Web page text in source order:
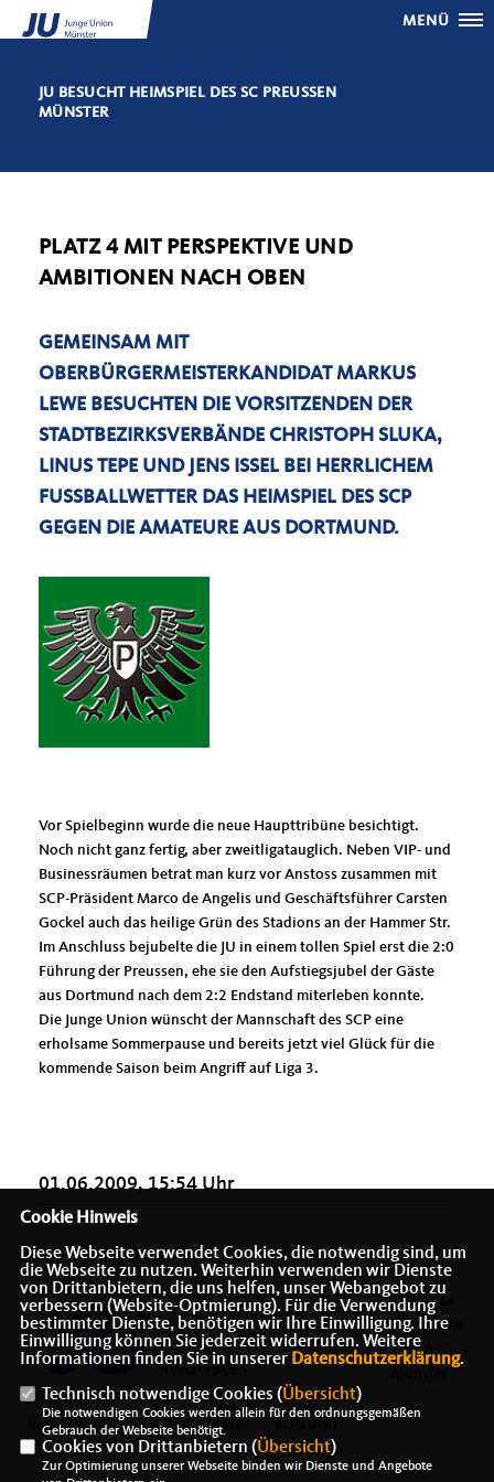
MENÜ
JU BESUCHT HEIMSPIEL DES SC PREUSSEN
MÜNSTER
PLATZ 4 MIT PERSPEKTIVE UND
AMBITIONEN NACH OBEN
GEMEINSAM MIT
OBERBÜRGERMEISTERKANDIDAT MARKUS
LEWE BESUCHTEN DIE VORSITZENDEN DER
STADTBEZIRKSVERBÄNDE CHRISTOPH SLUKA,
LINUS TEPE UND JENS ISSEL BEI HERRLICHEM
FUSSBALLWETTER DAS HEIMSPIEL DES SCP G
EGEN DIE AMATEURE AUS DORTMUND.
Vor Spielbeginn wurde die neue Haupttribüne besichtigt.
Noch nicht ganz fertig, aber zweitligatauglich. Neben VIP- und
Businessräumen betrat man kurz vor Anstoss zusammen mit
SCP-Präsident Marco de Angelis und Geschäftsführer Carsten
Gockel auch das heilige Grün des Stadions an der Hammer Str.
Im Anschluss bejubelte die JU in einem tollen Spiel erst die 2:0
Führung der Preussen, ehe sie den Aufstiegsjubel der Gäste
aus Dortmund nach dem 2:2 Endstand miterleben konnte.
Die Junge Union wünscht der Mannschaft des SCP eine
erholsame Sommerpause und bereits jetzt viel Glück für die
kommende Saison beim Angriff auf Liga 3.
01.06.2009, 15:54 Uhr
Webseite
der Jungen
Union
IMPRESSUM DATENSCHUTZ
Cookie Hinweis
Diese Webseite verwendet Cookies, die notwendig sind, um
die Webseite zu nutzen. Weiterhin verwenden wir Dienste
von Drittanbietern, die uns helfen, unser Webangebot zu
verbessern (Website-Optmierung). Für die Verwendung
bestimmter Dienste, benötigen wir Ihre Einwilligung. Ihre
Einwilligung können Sie jederzeit widerrufen. Weitere
Informationen finden Sie in unserer Datenschutzerklärung.
Technisch notwendige Cookies (Übersicht)
Die notwendigen Cookies werden allein für den ordnungsgemäßen
Gebrauch der Webseite benötigt.
Cookies von Drittanbietern (Übersicht)
Zur Optimierung unserer Webseite binden wir Dienste und Angebote